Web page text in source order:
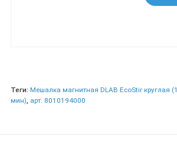
Теги: Мешалка магнитная DLAB EcoStir круглая (1
мин), арт. 8010194000